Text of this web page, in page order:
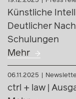
19.03.2026
E+H unter den
Europe Guide
Mehr
19.12.2025 Press
Künstliche
Deutlicher